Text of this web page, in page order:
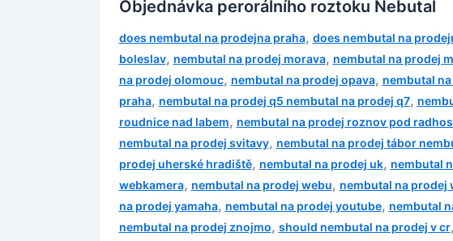
Objednávka perorálního roztoku Nebutal
does nembutal na prodejna praha, does nembutal na
boleslav, nembutal na prodej morava, nembutal na prodej
na prodej olomouc, nembutal na prodej opava, nembutal
praha, nembutal na prodej q5 nembutal na prodej q7,
roudnice nad labem, nembutal na prodej roznov pod
nembutal na prodej svitavy, nembutal na prodej tábor
prodej uherské hradiště, nembutal na prodej uk, nembutal
webkamera, nembutal na prodej webu, nembutal na prodej
na prodej yamaha, nembutal na prodej youtube, nembutal
nembutal na prodej znojmo, should nembutal na prodej v cr,